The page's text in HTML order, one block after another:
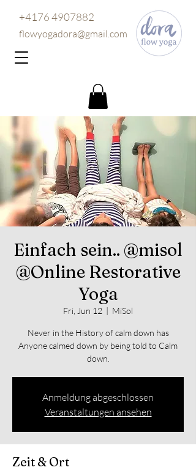
flowyogadora@gmail.com
+4176 4907882
Einfach sein.. @misol
@Online Restorative
Yoga
Fri, Jun 12
  |
MiSol
Never in the History of calm down has
Anyone calmed down by being told to Calm
down.
Anmeldung abgeschlossen
Veranstaltungen ansehen
Zeit & Ort